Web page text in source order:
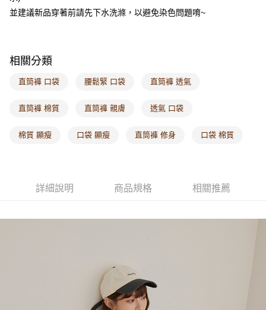
每筆NT$120，滿NT$1,000(含以上)免運費
海外配送-歐美地區
並建議新品穿著前請先下水洗滌，以避免染色問題唷~
相關分類
直筒褲 口袋 腰鬆緊 口袋 直筒褲 透氣
直筒褲 棉質 直筒褲 親膚 透氣 口袋
棉質 顯瘦 口袋 顯瘦 直筒褲 修身 口袋 棉質
詳細說明 商品規格 相關推薦